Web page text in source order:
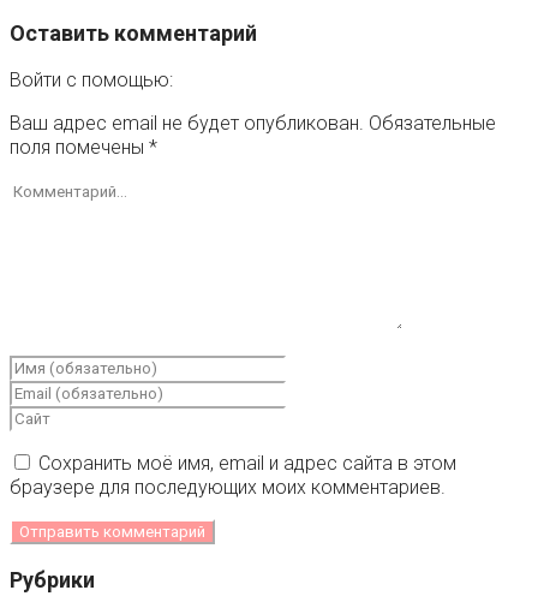
Оставить комментарий
Войти с помощью:
Ваш адрес email не будет опубликован. Обязательные
поля помечены *
Сохранить моё имя, email и адрес сайта в этом
браузере для последующих моих комментариев.
Рубрики